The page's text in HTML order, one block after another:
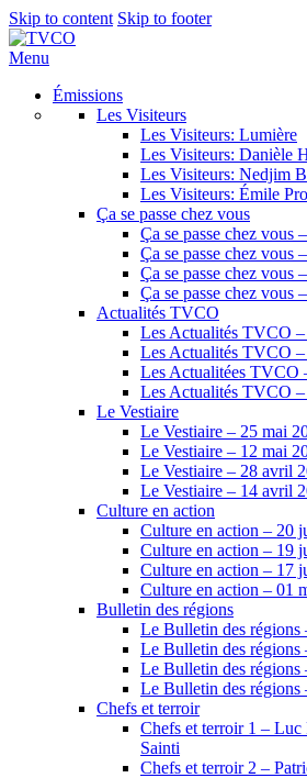
Skip to content Skip to footer
Menu
Émissions
Les Visiteurs
Les Visiteurs: Lumière
Les Visiteurs: Danièle
Les Visiteurs: Nedjim
Les Visiteurs: Émile
Ça se passe chez vous
Ça se passe chez vous
Ça se passe chez vous
Ça se passe chez vous
Ça se passe chez vous
Actualités TVCO
Les Actualités TVCO
Les Actualités TVCO
Les Actualitées TVCO
Les Actualités TVCO
Le Vestiaire
Le Vestiaire – 25 mai
Le Vestiaire – 12 mai
Le Vestiaire – 28 avril
Le Vestiaire – 14 avril
Culture en action
Culture en action – 20
Culture en action – 19
Culture en action – 17
Culture en action – 01
Bulletin des régions
Le Bulletin des régions
Le Bulletin des régions
Le Bulletin des régions
Le Bulletin des régions
Chefs et terroir
Chefs et terroir 1 –
Sainti
Chefs et terroir 2 –